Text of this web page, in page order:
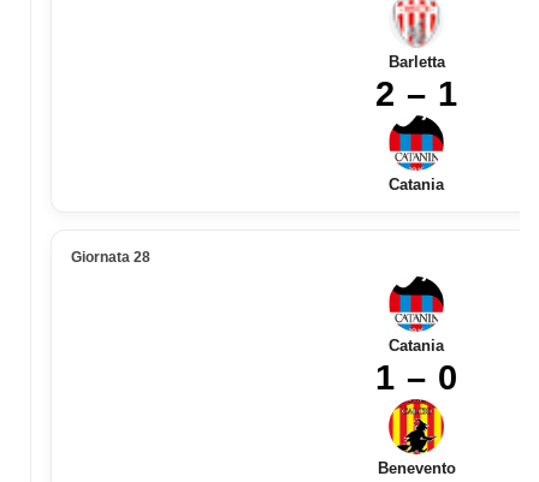
Barletta
2 – 1
Catania
Giornata 28
Catania
1 – 0
Benevento